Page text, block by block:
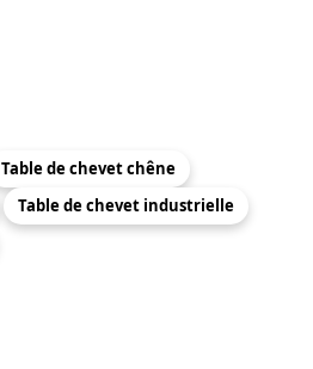
Table de chevet chêne
Table de chevet industrielle